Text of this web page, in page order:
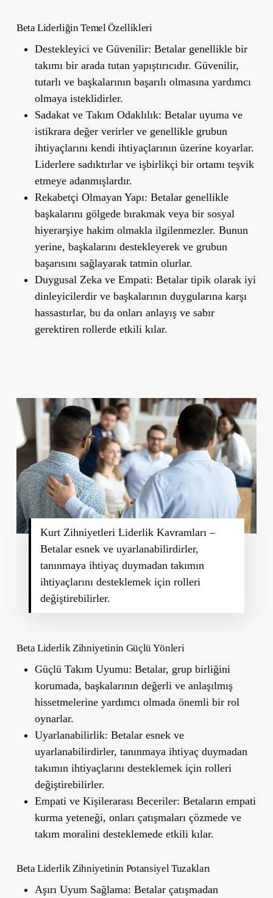
Beta Liderliğin Temel Özellikleri
Destekleyici ve Güvenilir: Betalar genellikle bir
takımı bir arada tutan yapıştırıcıdır. Güvenilir,
tutarlı ve başkalarının başarılı olmasına yardımcı
olmaya isteklidirler.
Sadakat ve Takım Odaklılık: Betalar uyuma ve
istikrara değer verirler ve genellikle grubun
ihtiyaçlarını kendi ihtiyaçlarının üzerine koyarlar.
Liderlere sadıktırlar ve işbirlikçi bir ortamı teşvik
etmeye adanmışlardır.
Rekabetçi Olmayan Yapı: Betalar genellikle
başkalarını gölgede bırakmak veya bir sosyal
hiyerarşiye hakim olmakla ilgilenmezler. Bunun
yerine, başkalarını destekleyerek ve grubun
başarısını sağlayarak tatmin olurlar.
Duygusal Zeka ve Empati: Betalar tipik olarak iyi
dinleyicilerdir ve başkalarının duygularına karşı
hassastırlar, bu da onları anlayış ve sabır
gerektiren rollerde etkili kılar.
Kurt Zihniyetleri Liderlik Kavramları –
Betalar esnek ve uyarlanabilirdirler,
tanınmaya ihtiyaç duymadan takımın
ihtiyaçlarını desteklemek için rolleri
değiştirebilirler.
Beta Liderlik Zihniyetinin Güçlü Yönleri
Güçlü Takım Uyumu: Betalar, grup birliğini
korumada, başkalarının değerli ve anlaşılmış
hissetmelerine yardımcı olmada önemli bir rol
oynarlar.
Uyarlanabilirlik: Betalar esnek ve
uyarlanabilirdirler, tanınmaya ihtiyaç duymadan
takımın ihtiyaçlarını desteklemek için rolleri
değiştirebilirler.
Empati ve Kişilerarası Beceriler: Betaların empati
kurma yeteneği, onları çatışmaları çözmede ve
takım moralini desteklemede etkili kılar.
Beta Liderlik Zihniyetinin Potansiyel Tuzakları
Aşırı Uyum Sağlama: Betalar çatışmadan